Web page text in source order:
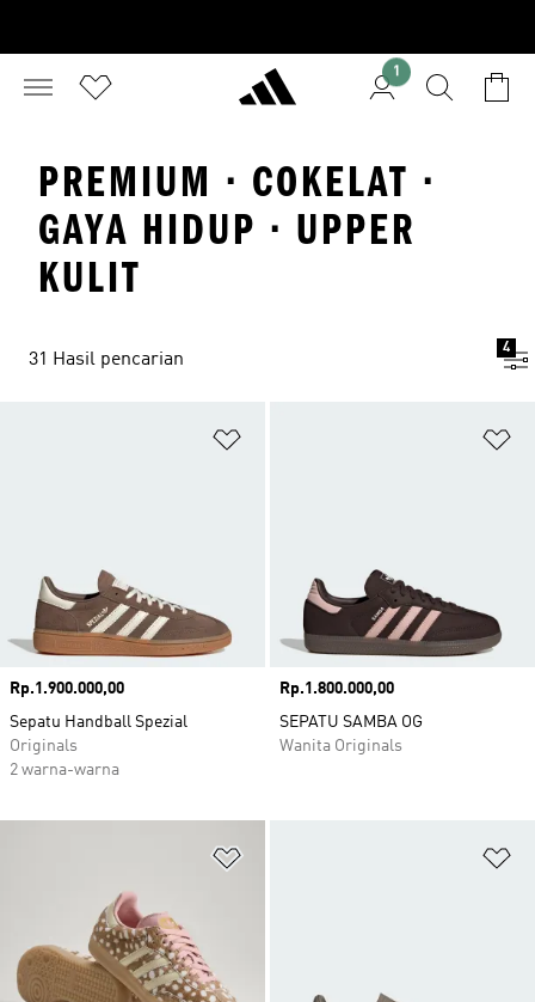
1
PREMIUM · COKELAT ·
GAYA HIDUP · UPPER
KULIT
31 Hasil pencarian
4
Harga
Rp.1.900.000,00
Sepatu Handball Spezial
Originals
2 warna-warna
Harga
Rp.1.800.000,00
SEPATU SAMBA OG
Wanita Originals